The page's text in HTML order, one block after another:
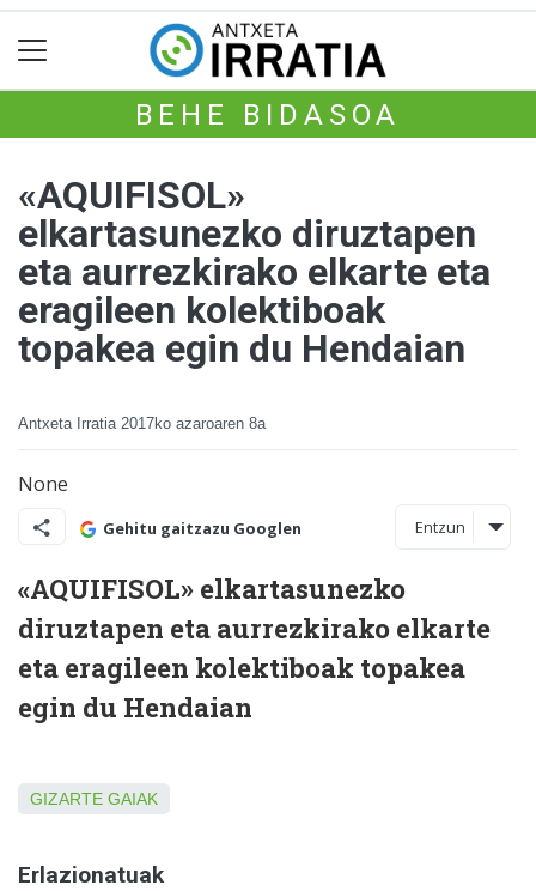
BEHE BIDASOA
«AQUIFISOL»
elkartasunezko diruztapen
eta aurrezkirako elkarte eta
eragileen kolektiboak
topakea egin du Hendaian
Antxeta Irratia 2017ko azaroaren 8a
None
Gehitu gaitzazu Googlen Entzun
«AQUIFISOL» elkartasunezko
diruztapen eta aurrezkirako elkarte
eta eragileen kolektiboak topakea
egin du Hendaian
GIZARTE GAIAK
Erlazionatuak